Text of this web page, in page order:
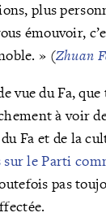
plus
émouvoir,
» (Zhuan
vue du Fa,
à voir
Fa et de la
sur leParti
pas